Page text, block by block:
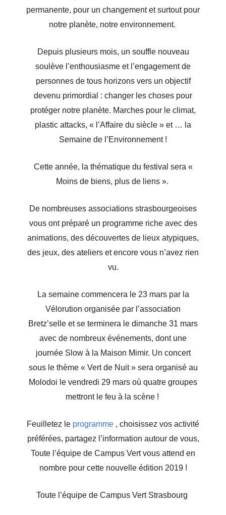
permanente, pour un changement et surtout pour
notre planète, notre environnement.
Depuis plusieurs mois, un souffle nouveau
soulève l’enthousiasme et l’engagement de
personnes de tous horizons vers un objectif
devenu primordial : changer les choses pour
protéger notre planète. Marches pour le climat,
plastic attacks, « l’Affaire du siècle » et … la
Semaine de l’Environnement !
Cette année, la thématique du festival sera «
Moins de biens, plus de liens ».
De nombreuses associations strasbourgeoises
vous ont préparé un programme riche avec des
animations, des découvertes de lieux atypiques,
des jeux, des ateliers et encore vous n’avez rien
vu.
La semaine commencera le 23 mars par la
Vélorution organisée par l’association
Bretz’selle et se terminera le dimanche 31 mars
avec de nombreux événements, dont une
journée Slow à la Maison Mimir. Un concert
sous le thème « Vert de Nuit » sera organisé au
Molodoi le vendredi 29 mars où quatre groupes
mettront le feu à la scène !
Feuilletez le programme , choisissez vos activité
préférées, partagez l’information autour de vous,
Toute l’équipe de Campus Vert vous attend en
nombre pour cette nouvelle édition 2019 !
Toute l’équipe de Campus Vert Strasbourg